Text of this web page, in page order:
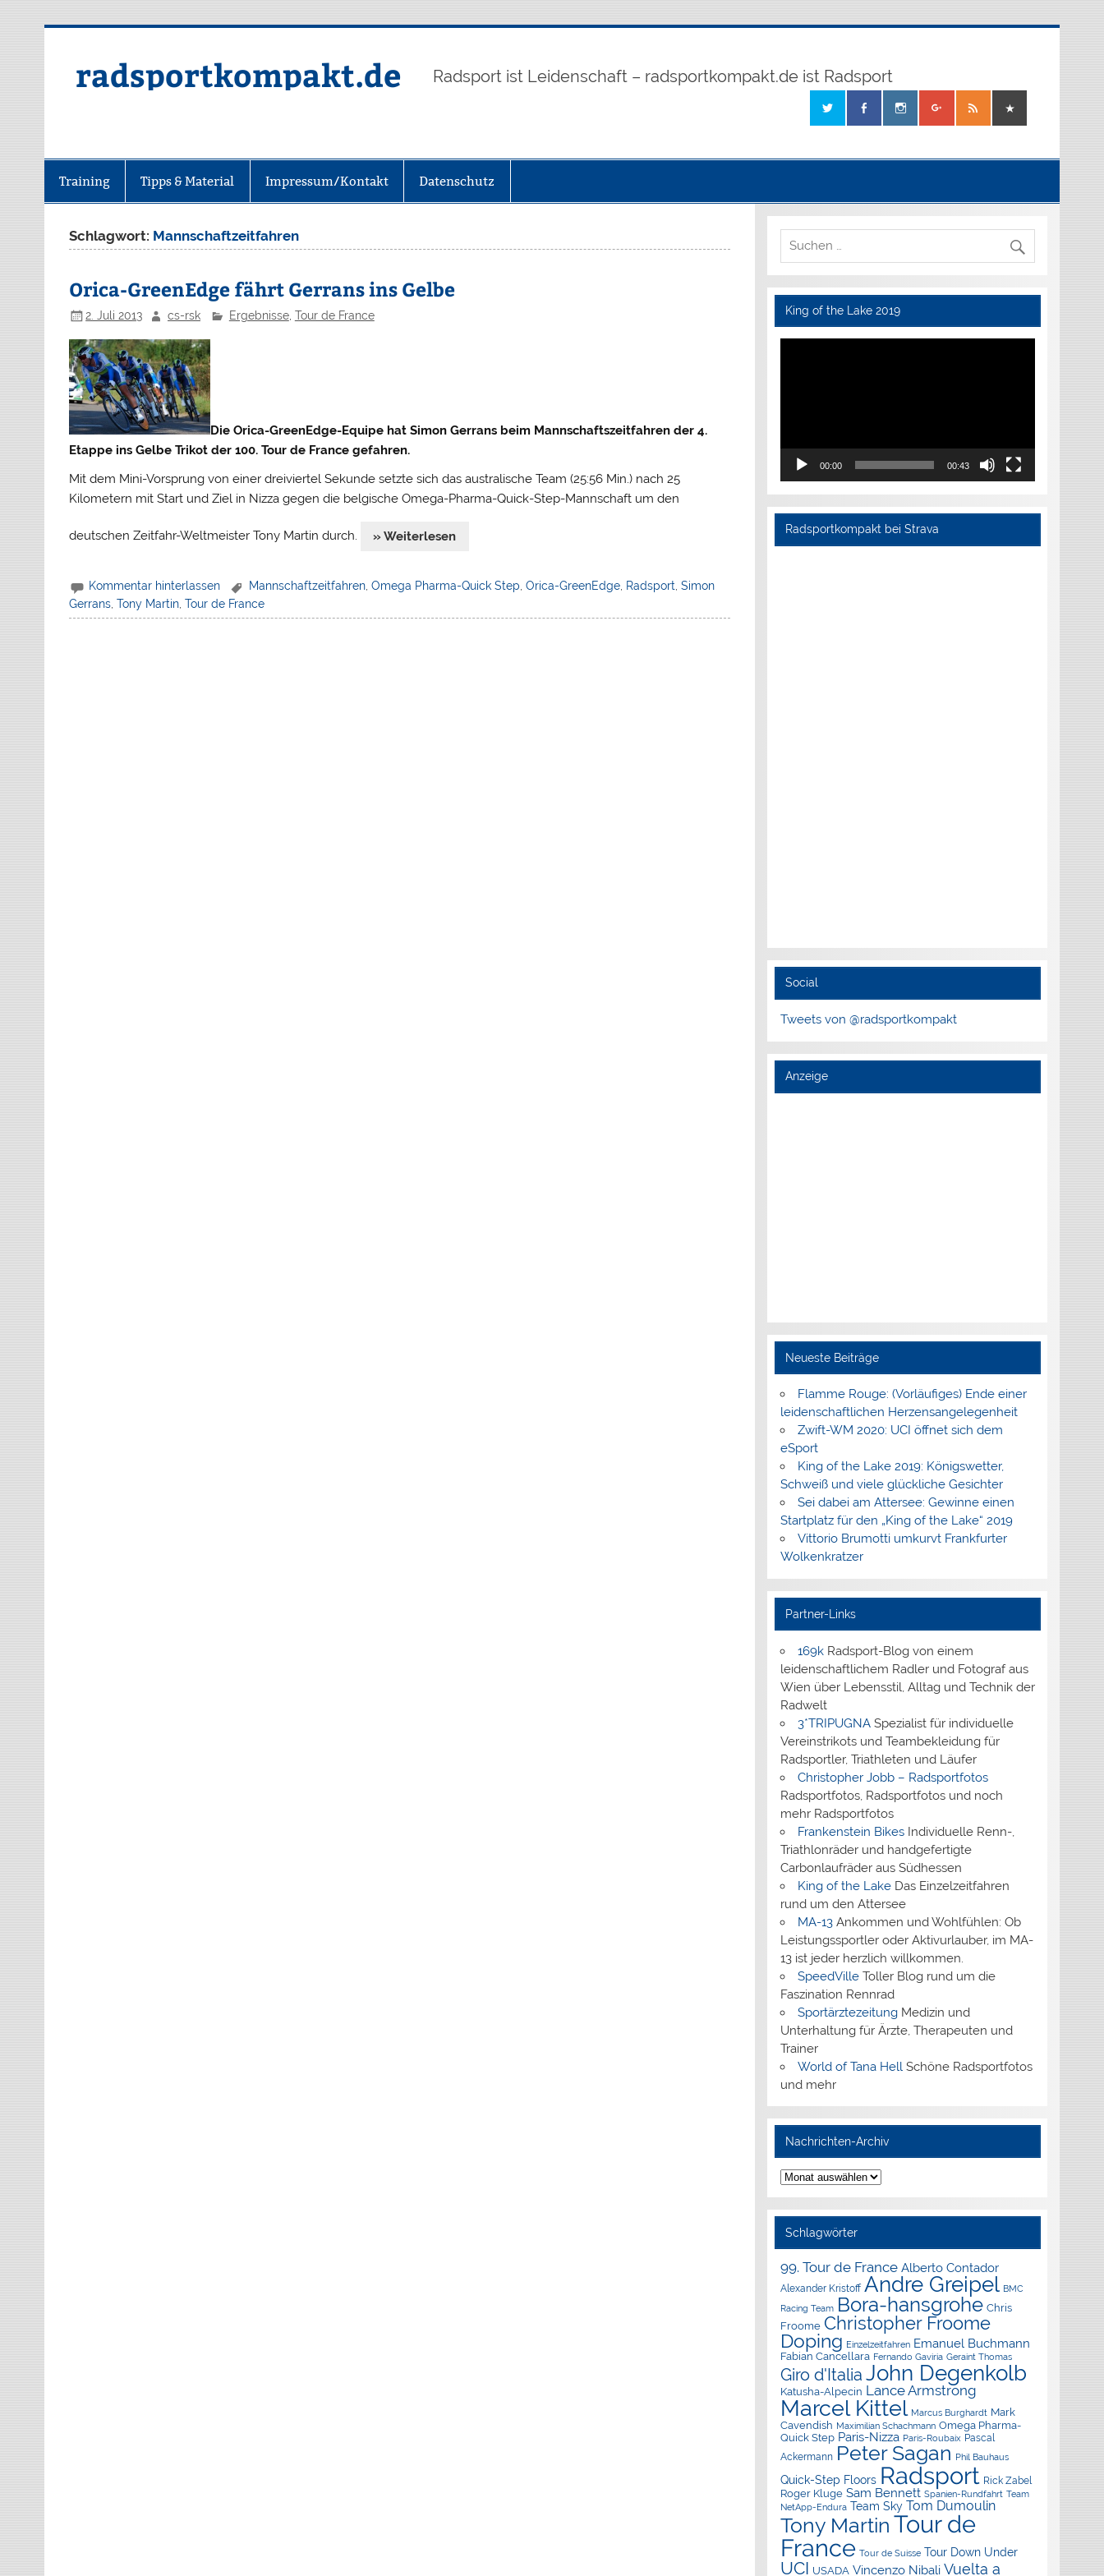
radsportkompakt.de Radsport ist Leidenschaft – radsportkompakt.de ist Radsport
Training Tipps & Material Impressum/Kontakt Datenschutz
Schlagwort: Mannschaftzeitfahren
Orica-GreenEdge fährt Gerrans ins Gelbe
2. Juli 2013 cs-rsk Ergebnisse, Tour de France
Die Orica-GreenEdge-Equipe hat Simon Gerrans beim Mannschaftszeitfahren der 4.
Etappe ins Gelbe Trikot der 100. Tour de France gefahren.
Mit dem Mini-Vorsprung von einer dreiviertel Sekunde setzte sich das australische Team (25:56 Min.) nach 25
Kilometern mit Start und Ziel in Nizza gegen die belgische Omega-Pharma-Quick-Step-Mannschaft um den
deutschen Zeitfahr-Weltmeister Tony Martin durch. » Weiterlesen
Kommentar hinterlassen Mannschaftzeitfahren, Omega Pharma-Quick Step, Orica-GreenEdge, Radsport, Simon
Gerrans ,Tony Martin ,Tour de France
King of the Lake 2019
Video-
00:00 00:43
Radsportkompakt bei Strava
Social
Tweets von @radsportkompakt
Anzeige
Neueste Beiträge
Flamme Rouge: (Vorläufiges) Ende einer
leidenschaftlichen Herzensangelegenheit
Zwift-WM 2020: UCI öffnet sich dem
eSport
King of the Lake 2019: Königswetter,
Schweiß und viele glückliche Gesichter
Sei dabei am Attersee: Gewinne einen
Startplatz für den „King of the Lake“ 2019
Vittorio Brumotti umkurvt Frankfurter
Wolkenkratzer
Partner-Links
169kRadsport-Blog von einem
leidenschaftlichem Radler und Fotograf aus
Wien über Lebensstil, Alltag und Technik der
Radwelt
3*TRIPUGNASpezialist für individuelle
Vereinstrikots und Teambekleidung für
Radsportler, Triathleten und Läufer
Christopher Jobb – Radsportfotos
Radsportfotos, Radsportfotos und noch
mehr Radsportfotos
Frankenstein BikesIndividuelle Renn-,
Triathlonräder und handgefertigte
Carbonlaufräder aus Südhessen
King of the LakeDas Einzelzeitfahren
rund um den Attersee
MA-13Ankommen und Wohlfühlen: Ob
Leistungssportler oder Aktivurlauber, im MA-
13 ist jeder herzlich willkommen.
SpeedVilleToller Blog rund um die
Faszination Rennrad
SportärztezeitungMedizin und
Unterhaltung für Ärzte, Therapeuten und
Trainer
World of Tana Hell Schöne Radsportfotos
und mehr
Nachrichten-Archiv
Nachrichten-
Archiv
Schlagwörter
99. Tour de France Alberto Contador
Alexander Kristoff Andre Greipel BMC
Racing Team Bora-hansgrohe Chris
Froome Christopher Froome
Doping Einzelzeitfahren Emanuel Buchmann
Fabian Cancellara Fernando Gaviria Geraint Thomas
Giro d'Italia John Degenkolb
Katusha-Alpecin Lance Armstrong
Marcel Kittel Marcus Burghardt Mark
Cavendish Maximilian Schachmann Omega Pharma-
Quick Step Paris-Nizza Paris-Roubaix Pascal
Ackermann Peter Sagan Phil Bauhaus
Quick-Step Floors Radsport Rick Zabel
Roger Kluge Sam Bennett Spanien-Rundfahrt Team
NetApp-Endura Team Sky Tom Dumoulin
Tony Martin Tour de
France Tour de Suisse Tour Down Under
UCI USADA Vincenzo Nibali Vuelta a